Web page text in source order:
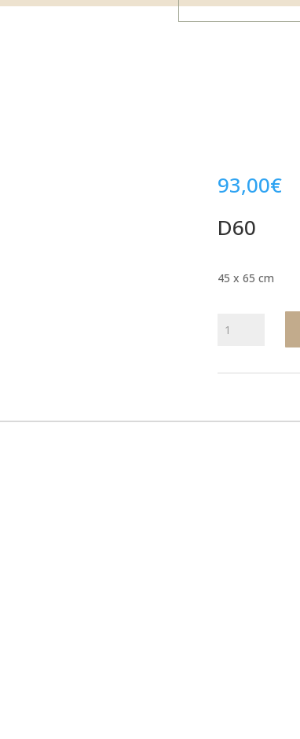
93,00€
D60
45 x 65 cm